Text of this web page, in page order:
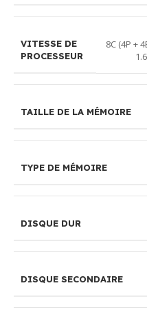
VITESSE DE
PROCESSEUR
8C (4P +
TAILLE DE LA MÉMOIRE
TYPE DE MÉMOIRE
DISQUE DUR
DISQUE SECONDAIRE